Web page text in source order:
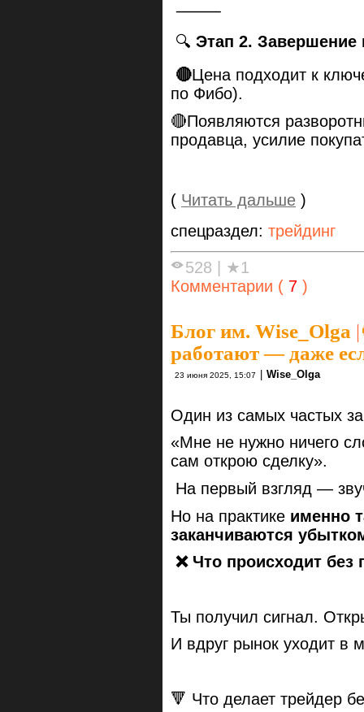
⸻
🔍 Этап 2. Завершение
🔴Цена подходит к
по Фибо).
🔴Появляются
продавца, усилие
( Читать дальше )
спецраздел: трейдинг
528
★1
Комментарии ( 7 )
Блог им. Wise_Olga |
работают — даже
23 июня 2025, 15:07 Wise_Olga
Один из самых частых
«Мне не нужно ничего
сам открою сделку».
На первый взгляд —
Но на практике именно
заканчиваются
❌ Что происходит без
Ты получил сигнал.
И вдруг рынок уходит в
🔻 Что делает трейдер